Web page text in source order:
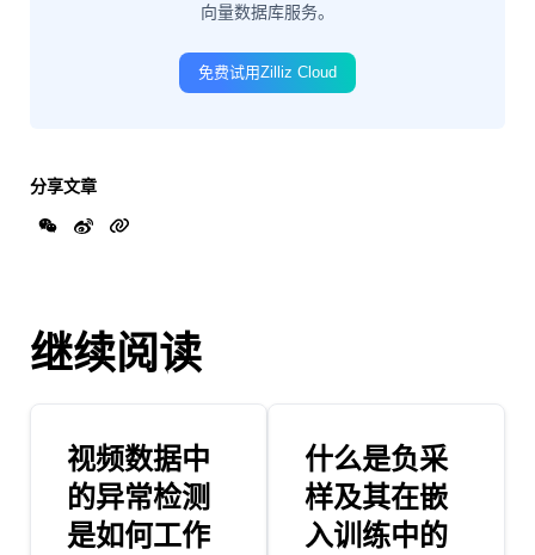
向量数据库服务。
免费试用Zilliz Cloud
分享文章
继续阅读
视频数据中
的异常检测
是如何工作
什么是负采
样及其在嵌
入训练中的